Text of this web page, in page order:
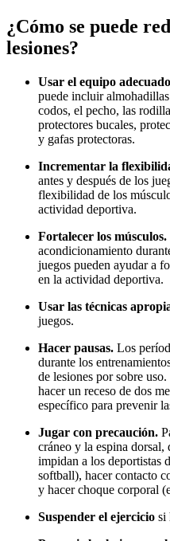
¿Cómo se puede
lesiones?
Usar el equipo
puede incluir
codos, el pecho, las
protectores bucales,
y gafas protectoras.
Incrementar la
antes y después de los
flexibilidad de los
actividad deportiva.
Fortalecer los músculos.
acondicionamiento
juegos pueden ayudar a
en la actividad deportiva.
Usar las técnicas
juegos.
Hacer pausas. Los
durante los
de lesiones por sobre
hacer un receso de dos
específico para prevenir
Jugar con precaución.
cráneo y la espina dorsal,
impidan a los deportistas
softball), hacer contacto
y hacer choque corporal
Suspender el ejercicio si